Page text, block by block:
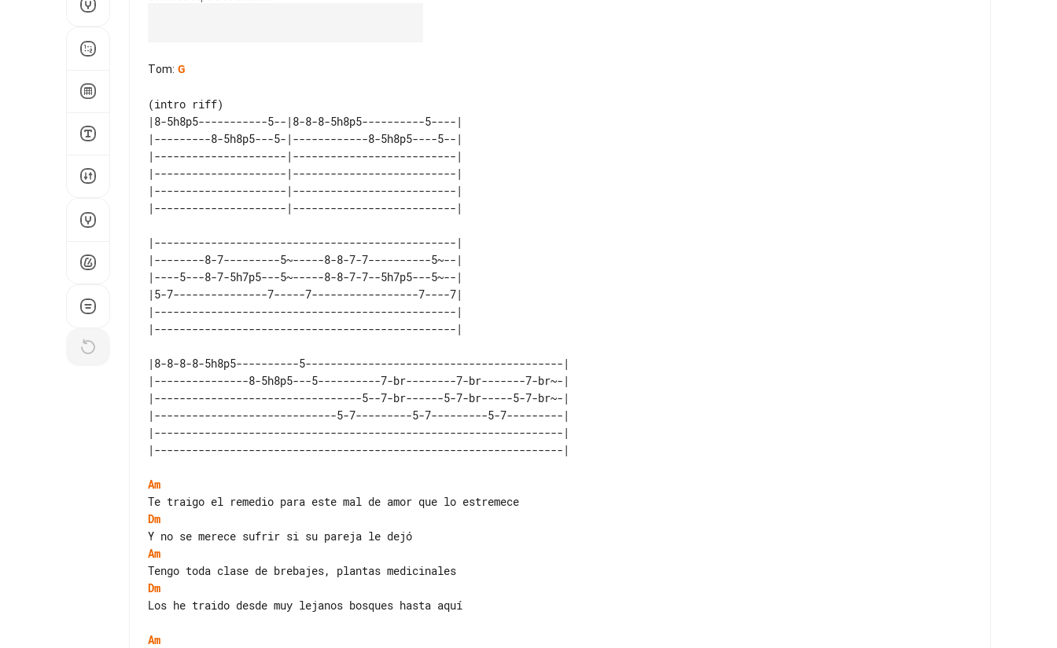
Tom: G
|8-5h8p5-----------5--|8-8-8-5h8p5----------5----|
|---------8-5h8p5---5-|------------8-5h8p5----5--|
|---------------------|--------------------------|
|---------------------|--------------------------|
|---------------------|--------------------------|
|------------------------------------------------|
|--------8-7---------5~-----8-8-7-7----------5~--|
|----5---8-7-5h7p5---5~-----8-8-7-7--5h7p5---5~--|
|5-7---------------7-----7-----------------7----7|
|------------------------------------------------|
|8-8-8-8-5h8p5----------5-----------------------------------------|
|---------------8-5h8p5---5----------7-br--------7-br-------7-br~-|
|---------------------------------5--7-br------5-7-br-----5-7-br~-|
|-----------------------------5-7---------5-7---------5-7---------|
|-----------------------------------------------------------------|
Am
Dm
Am
Dm
Los he traido desde muy lejanos bosques hasta aquí
Am